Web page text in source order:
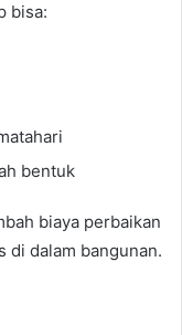
bisa:
bentuk
biaya perbaikan
di dalam bangunan.